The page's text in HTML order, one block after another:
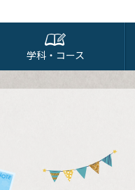
学科・コース